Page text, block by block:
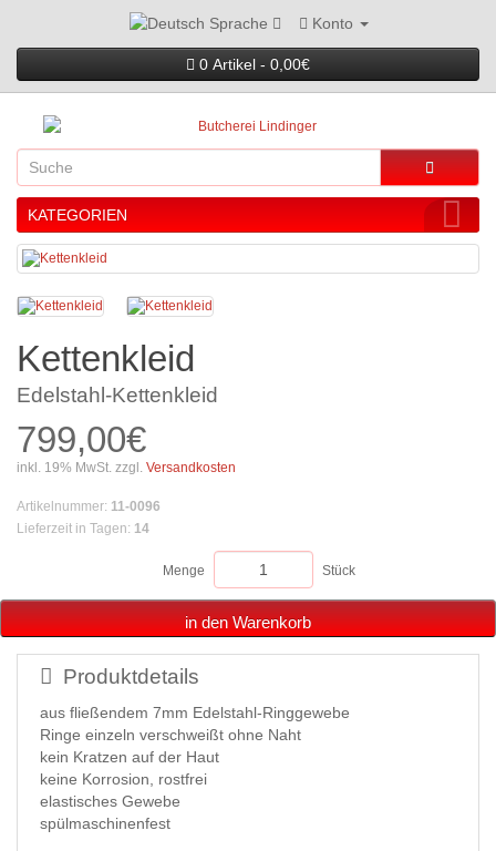
Sprache Konto
0 Artikel - 0,00€
KATEGORIEN
Kettenkleid
Edelstahl-Kettenkleid
799,00€
inkl. 19% MwSt. zzgl. Versandkosten
Artikelnummer: 11-0096
Lieferzeit in Tagen: 14
Menge Stück
in den Warenkorb
Produktdetails
aus fließendem 7mm Edelstahl-Ringgewebe
Ringe einzeln verschweißt ohne Naht
kein Kratzen auf der Haut
keine Korrosion, rostfrei
elastisches Gewebe
spülmaschinenfest